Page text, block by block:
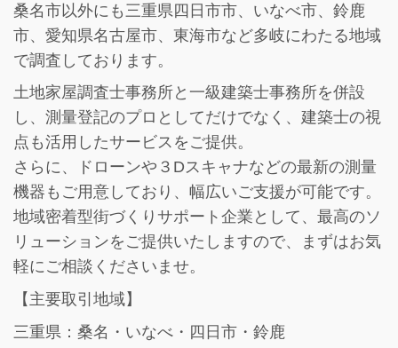
桑名市以外にも三重県四日市市、いなべ市、鈴鹿
市、愛知県名古屋市、東海市など多岐にわたる地域
で調査しております。
土地家屋調査士事務所と一級建築士事務所を併設
し、 測量登記のプロとしてだけでなく、建築士の視
点も活用したサービス をご提供。
さらに、ドローンや３Dスキャナなどの最新の測量
機器もご用意しており、幅広いご支援が可能です。
地域密着型街づくりサポート企業として、最高のソ
リューションをご提供いたしますので、まずはお気
軽にご相談くださいませ。
【主要取引地域】
三重県：桑名・いなべ・四日市・鈴鹿